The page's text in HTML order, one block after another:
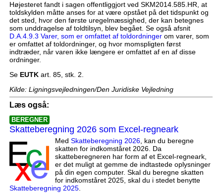
Højesteret fandt i sagen offentliggjort ved SKM2014.585.HR, at
toldskylden måtte anses for at være opstået på det tidspunkt og
det sted, hvor den første uregelmæssighed, der kan betegnes
som unddragelse af toldtilsyn, blev begået. Se også afsnit
D.A.4.9.3 Varer, som er omfattet af toldordningerom varer, som
er omfattet af toldordninger, og hvor momspligten først
indtræder, når varen ikke længere er omfattet af en af disse
ordninger.
Se EUTKart. 85, stk. 2.
Kilde: Ligningsvejledningen/Den Juridiske Vejledning
Læs også:
BEREGNER
Skatteberegning 2026 som Excel-regneark
Med Skatteberegning 2026, kan du beregne
skatten for indkomståret 2026. Da
skatteberegneren har form af et Excel-regneark,
er det muligt at gemme de indtastede oplysninger
på din egen computer. Skal du beregne skatten
for indkomståret 2025, skal du i stedet benytte
Skatteberegning 2025.